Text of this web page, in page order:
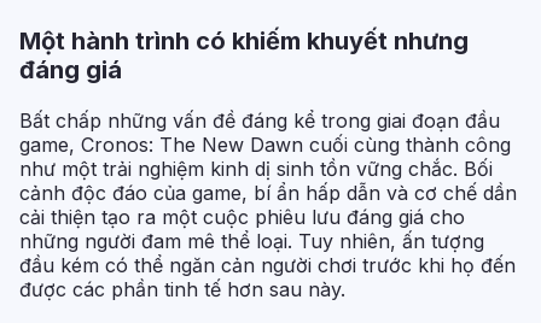
Một hành trình có khiếm khuyết nhưng
đáng giá
Bất chấp những vấn đề đáng kể trong giai đoạn đầu
game, Cronos: The New Dawn cuối cùng thành công
như một trải nghiệm kinh dị sinh tồn vững chắc. Bối
cảnh độc đáo của game, bí ẩn hấp dẫn và cơ chế dần
cải thiện tạo ra một cuộc phiêu lưu đáng giá cho
những người đam mê thể loại. Tuy nhiên, ấn tượng
đầu kém có thể ngăn cản người chơi trước khi họ đến
được các phần tinh tế hơn sau này.